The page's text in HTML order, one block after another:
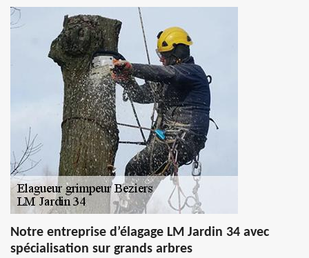
Notre entreprise d’élagage LM Jardin 34 avec
spécialisation sur grands arbres